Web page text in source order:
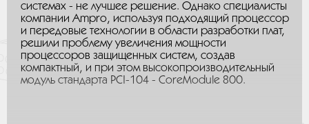
системах - не лучшее решение. Однако специалисты
компании Ampro, используя подходящий процессор
и передовые технологии в области разработки плат,
решили проблему увеличения мощности
процессоров защищенных систем, создав
компактный, и при этом высокопроизводительный
модуль стандарта PCI-104 - CoreModule 800.